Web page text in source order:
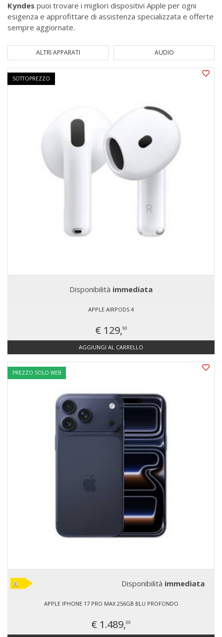
Kyndes puoi trovare i migliori dispositivi Apple per ogni
esigenza e approfittare di assistenza specializzata e offerte
sempre aggiornate.
AUDIO HARDWARE
SOTTOPREZZO
Disponibilità immediata
APPLE AIRPODS 4
€ 129,90
AGGIUNGI AL CARRELLO
PREZZO SOLO WEB
Disponibilità immediata
APPLE IPHONE 17 PRO MAX 256GB BLU PROFONDO
€ 1.489,00